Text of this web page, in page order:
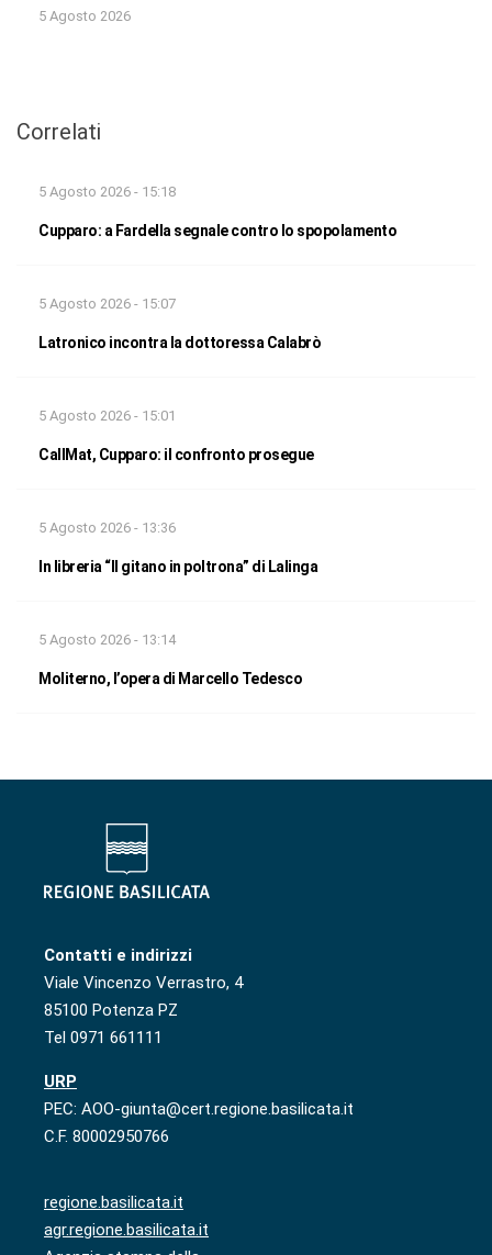
5 Agosto 2026
Correlati
5 Agosto 2026 - 15:18
Cupparo: a Fardella segnale contro lo spopolamento
5 Agosto 2026 - 15:07
Latronico incontra la dottoressa Calabrò
5 Agosto 2026 - 15:01
CallMat, Cupparo: il confronto prosegue
5 Agosto 2026 - 13:36
In libreria “Il gitano in poltrona” di Lalinga
5 Agosto 2026 - 13:14
Moliterno, l’opera di Marcello Tedesco
Contatti e indirizzi
Viale Vincenzo Verrastro, 4
85100 Potenza PZ
Tel 0971 661111
URP
PEC: AOO-giunta@cert.regione.basilicata.it
C.F. 80002950766
regione.basilicata.it
agr.regione.basilicata.it